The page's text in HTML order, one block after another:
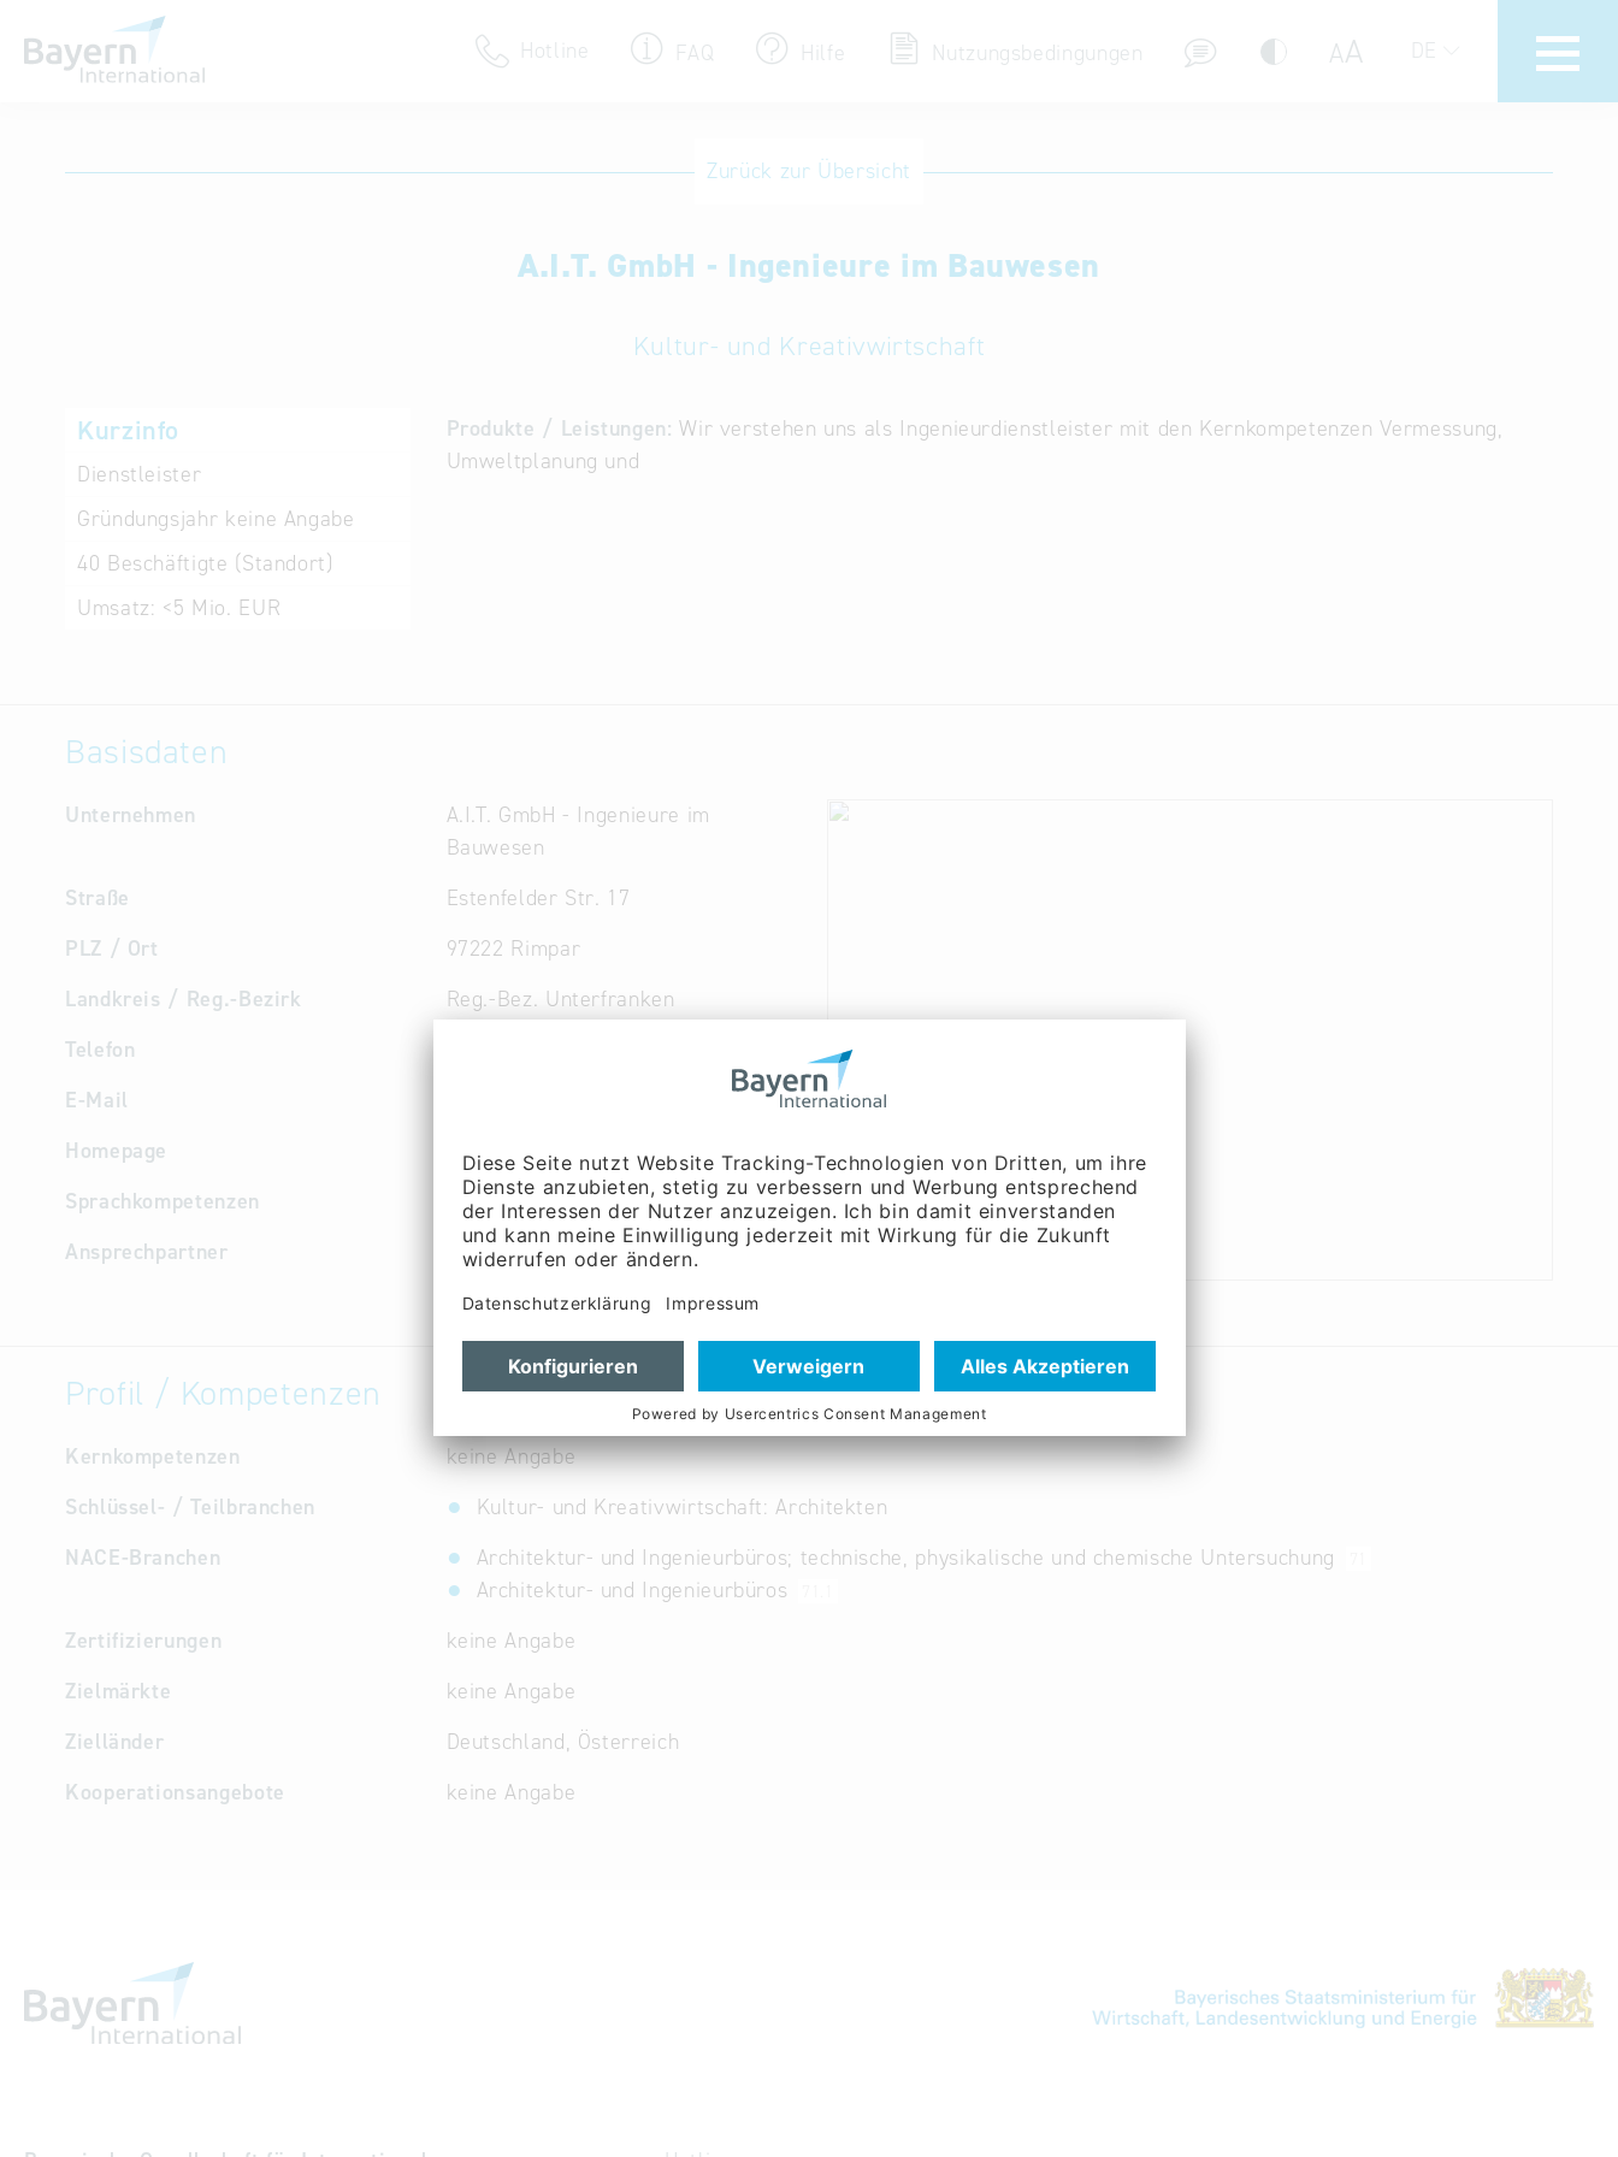
Hotline FAQ Hilfe Nutzungsbedingungen AA DE
Eintrag ändern / löschen
Aktualisieren Sie Ihren bestehenden Eintrag
Internationale Datenbanken
der Slowakei
Zurück zur Übersicht
A.I.T. GmbH - Ingenieure im Bauwesen
Kultur- und Kreativwirtschaft
Kurzinfo
Dienstleister
Gründungsjahr keine Angabe
40 Beschäftigte (Standort)
Umsatz: <5 Mio. EUR
Produkte / Leistungen: Wir verstehen uns als Ingenieurdienstleister mit den Kernkompetenzen Vermessung,
Umweltplanung und
Basisdaten
Unternehmen
A.I.T. GmbH - Ingenieure im
Bauwesen
Straße
Estenfelder Str. 17
PLZ / Ort
97222 Rimpar
Landkreis / Reg.-Bezirk
Reg.-Bez. Unterfranken
Telefon
E-Mail
Homepage
http://www.ait-ingenieure.de
Sprachkompetenzen
Deutsch
Ansprechpartner
Geschäftsführung: Herr German
Profil / Kompetenzen
Kernkompetenzen
keine Angabe
Schlüssel- / Teilbranchen
Kultur- und Kreativwirtschaft: Architekten
NACE-Branchen
Architektur- und Ingenieurbüros; technische, physikalische und chemische Untersuchung
Architektur- und Ingenieurbüros
Zertifizierungen
keine Angabe
Zielmärkte
keine Angabe
Zielländer
Deutschland, Österreich
Kooperationsangebote
keine Angabe